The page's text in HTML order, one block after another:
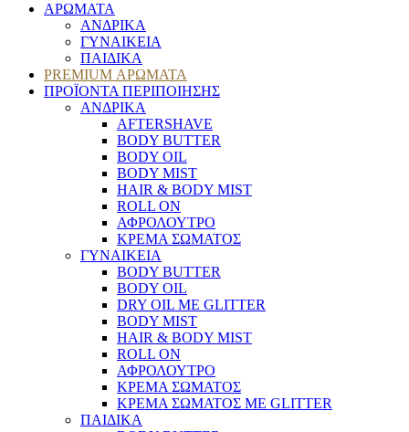
ΑΡΩΜΑΤΑ
ΑΝΔΡΙΚΑ
ΓΥΝΑΙΚΕΙΑ
ΠΑΙΔΙΚΑ
PREMIUM ΑΡΩΜΑΤΑ
ΠΡΟΪΟΝΤΑ ΠΕΡΙΠΟΙΗΣΗΣ
ΑΝΔΡΙΚΑ
AFTERSHAVE
BODY BUTTER
BODY OIL
BODY MIST
HAIR & BODY MIST
ROLL ON
ΑΦΡΟΛΟΥΤΡΟ
ΚΡΕΜΑ ΣΩΜΑΤΟΣ
ΓΥΝΑΙΚΕΙΑ
BODY BUTTER
BODY OIL
DRY OIL ΜΕ GLITTER
BODY MIST
HAIR & BODY MIST
ROLL ON
ΑΦΡΟΛΟΥΤΡΟ
ΚΡΕΜΑ ΣΩΜΑΤΟΣ
ΚΡΕΜΑ ΣΩΜΑΤΟΣ ΜΕ GLITTER
ΠΑΙΔΙΚΑ